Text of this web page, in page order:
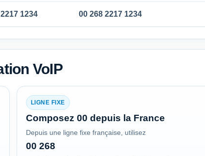
1234 00 268 2217 1234
VoIP
LIGNE FIXE
Composez 00 depuis la France
Depuis une ligne fixe française, utilisez
00 268